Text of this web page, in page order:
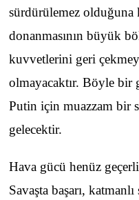
sürdürülemez olduğuna
donanmasının büyük
kuvvetlerini geri
olmayacaktır. Böyle
Putin için muazzam bir
gelecektir.
Hava gücü henüz
Savaşta başarı,